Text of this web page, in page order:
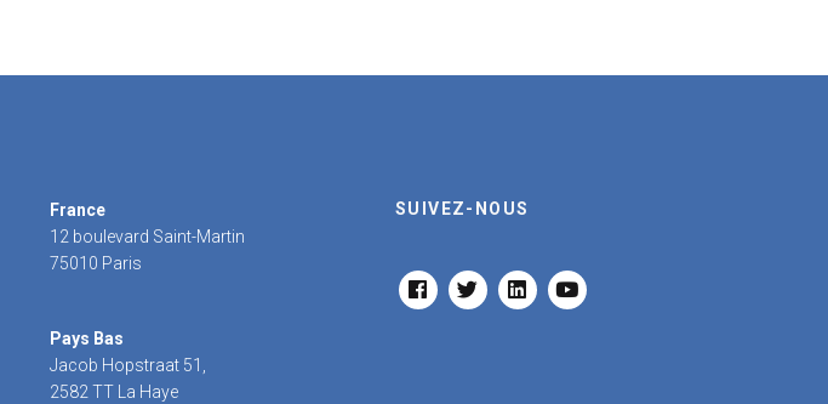
France
12 boulevard Saint-Martin
75010 Paris
Pays Bas
Jacob Hopstraat 51,
2582 TT La Haye
SUIVEZ-NOUS
FACEBOOKTWITTERLINKEDINYOUTUBE